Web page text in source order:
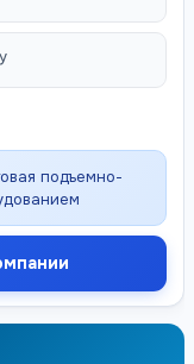
подъемно-